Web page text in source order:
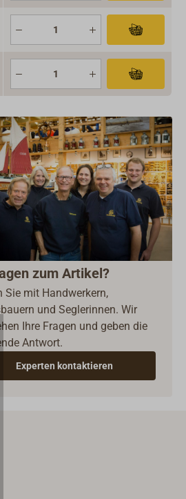
zum Artikel?
Sie mit Handwerkern,
und Seglerinnen. Wir
Ihre Fragen und geben die
Antwort.
Experten kontaktieren